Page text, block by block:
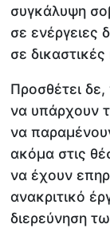
συγκάλυψη
σε ενέργειες
σε δικαστικές
Προσθέτει
να υπάρχουν
να
ακόμα στις
να έχουν
ανακριτικό
διερεύνηση